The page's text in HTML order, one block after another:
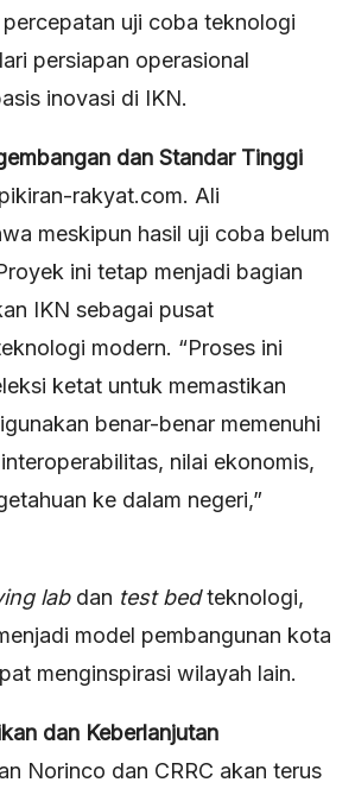
uji coba teknologi
persiapan operasional
inovasi di IKN.
dan Standar Tinggi
rakyat.com. Ali
meskipun hasil uji coba belum
ini tetap menjadi bagian
IKN sebagai pusat
modern. “Proses ini
ketat untuk memastikan
benar-benar memenuhi
nilai ekonomis,
ke dalam negeri,”
labdan test bedteknologi,
model pembangunan kota
menginspirasi wilayah lain.
dan Keberlanjutan
Norinco dan CRRC akan terus